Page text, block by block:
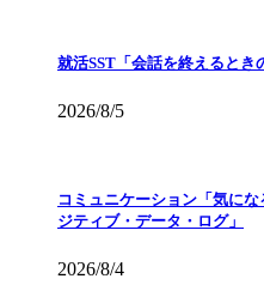
就活SST「会話を終えるとき
2026/8/5
コミュニケーション「気に
ジティブ・データ・ログ」
2026/8/4